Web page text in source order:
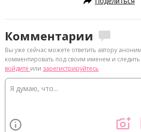
Комментарии
Вы уже сейчас можете ответить автору
комментировать под своим именем и
войдите или зарегистрируйтесь